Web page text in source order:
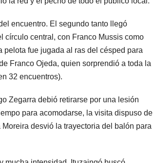
encuentro. El segundo tanto llegó
círculo central, con Franco Mussis como
fue jugada al ras del césped para
Franco Ojeda, quien sorprendió a toda la
32 encuentros).
Zegarra debió retirarse por una lesión
para acomodarse, la visita dispuso de
desvió la trayectoria del balón para